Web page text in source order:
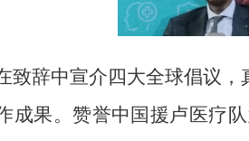
致辞中宣介四大全球倡议
成果。赞誉中国援卢医疗